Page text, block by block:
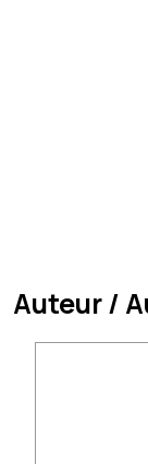
Auteur /